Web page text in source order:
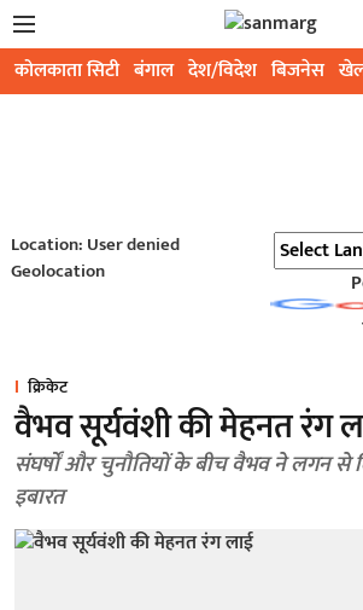
कोलकाता सिटी बंगाल देश/विदेश बिजनेस
Location: User denied
Geolocation
क्रिकेट
वैभव सूर्यवंशी की मेहनत रंग
संघर्षों और चुनौतियों के बीच वैभव ने लगन
इबारत